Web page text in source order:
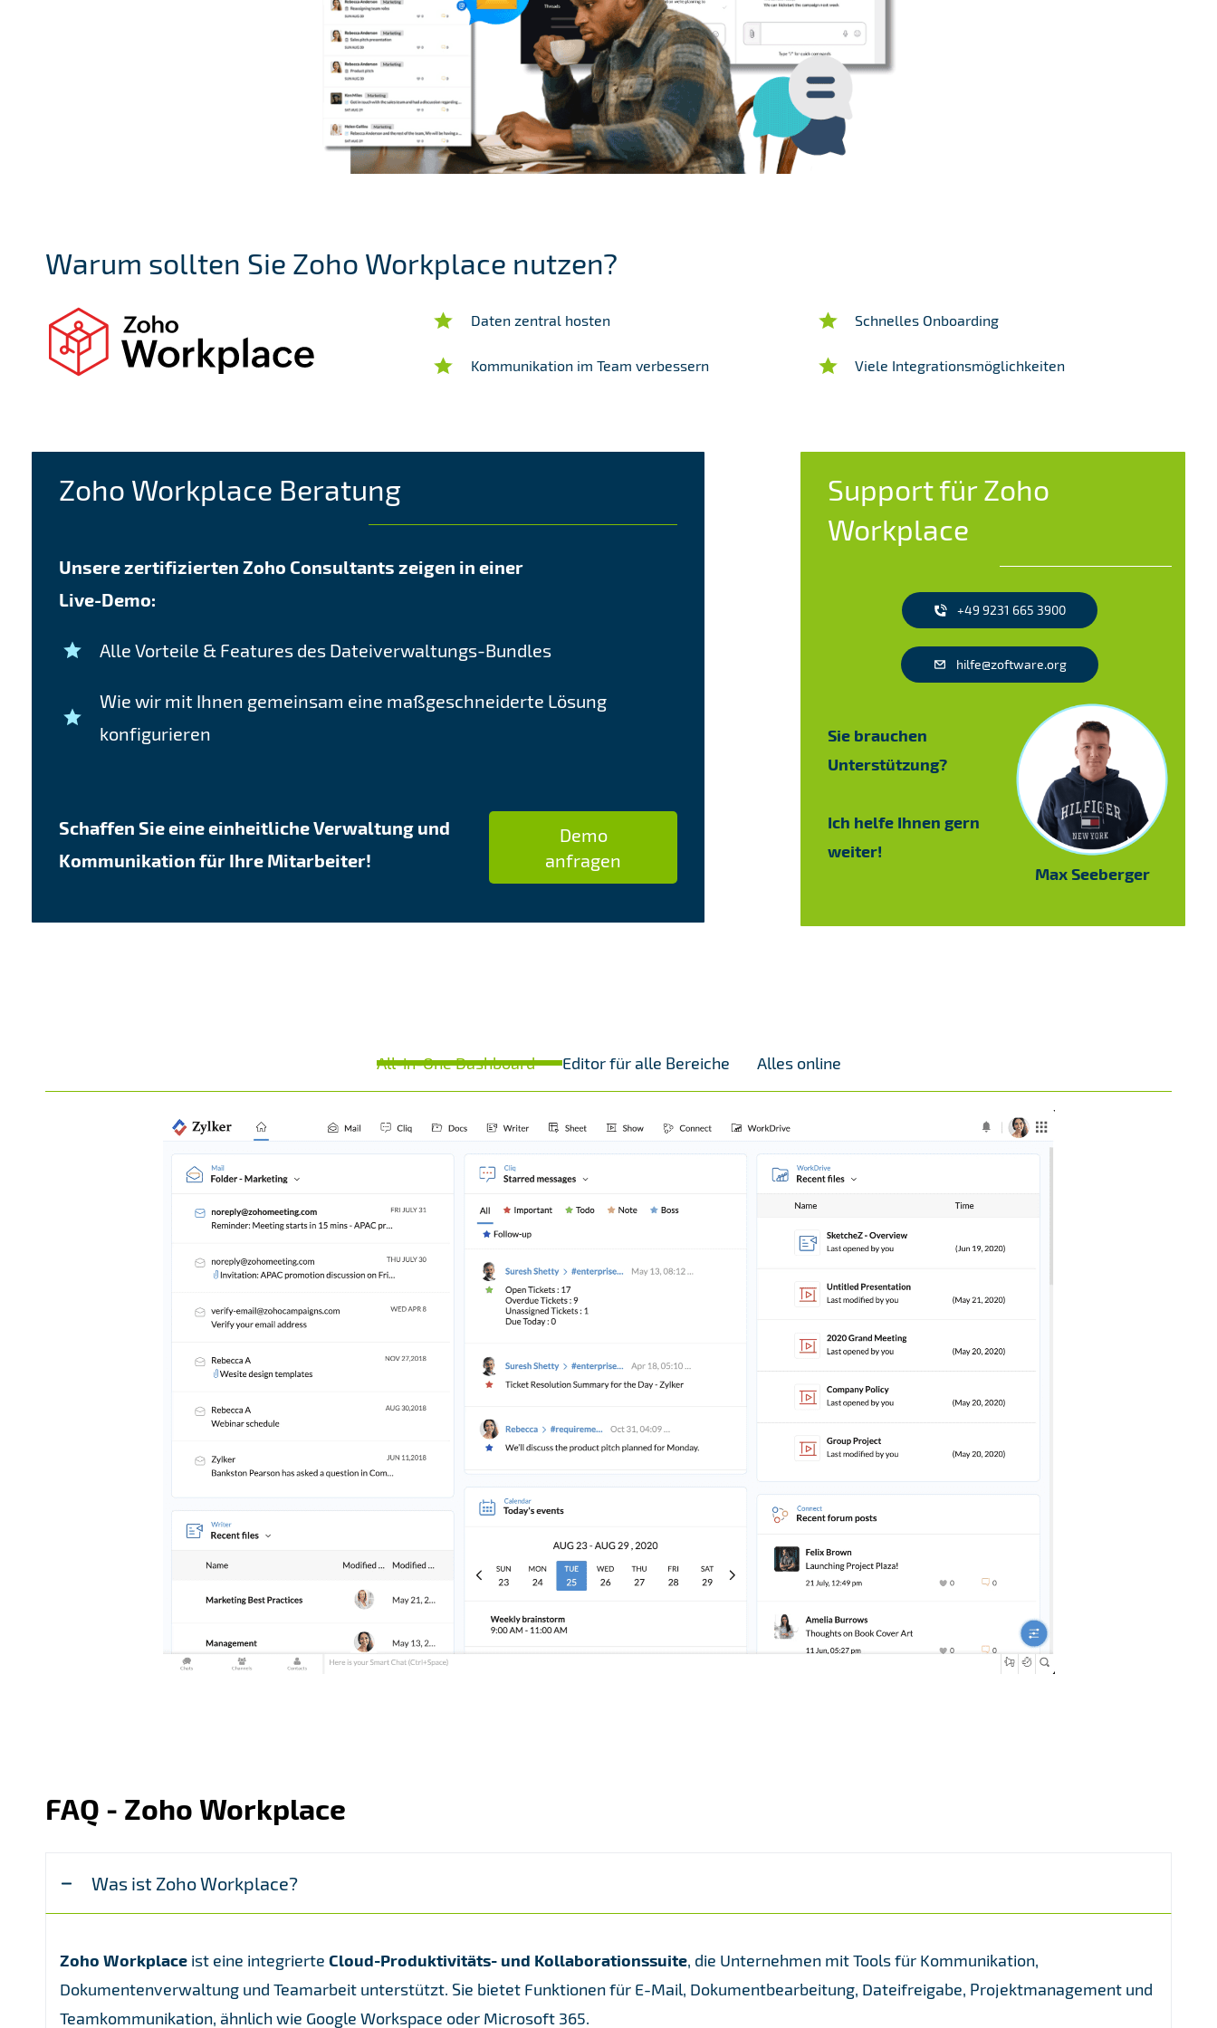
Warum sollten Sie Zoho Workplace nutzen?
Daten zentral hosten
Kommunikation im Team verbessern
Schnelles Onboarding
Viele Integrationsmöglichkeiten
Zoho Workplace Beratung
Unsere zertifizierten Zoho Consultants zeigen in einer
Live-Demo:
Alle Vorteile & Features des Dateiverwaltungs-Bundles
Wie wir mit Ihnen gemeinsam eine maßgeschneiderte Lösung
konfigurieren
Schaffen Sie eine einheitliche Verwaltung und
Kommunikation für Ihre Mitarbeiter!
Demo
anfragen
Support für Zoho
Workplace
+49 9231 665 3900
hilfe@zoftware.org
Sie brauchen
Unterstützung?
Ich helfe Ihnen gern
weiter!
Max Seeberger
All-in-One Dashboard Editor für alle Bereiche Alles online
FAQ - Zoho Workplace
Was ist Zoho Workplace?
Zoho Workplace ist eine integrierte Cloud-Produktivitäts- und Kollaborationssuite, die Unternehmen mit Tools für Kommunikation,
Dokumentenverwaltung und Teamarbeit unterstützt. Sie bietet Funktionen für E-Mail, Dokumentbearbeitung, Dateifreigabe, Projektmanagement und
Teamkommunikation, ähnlich wie Google Workspace oder Microsoft 365.